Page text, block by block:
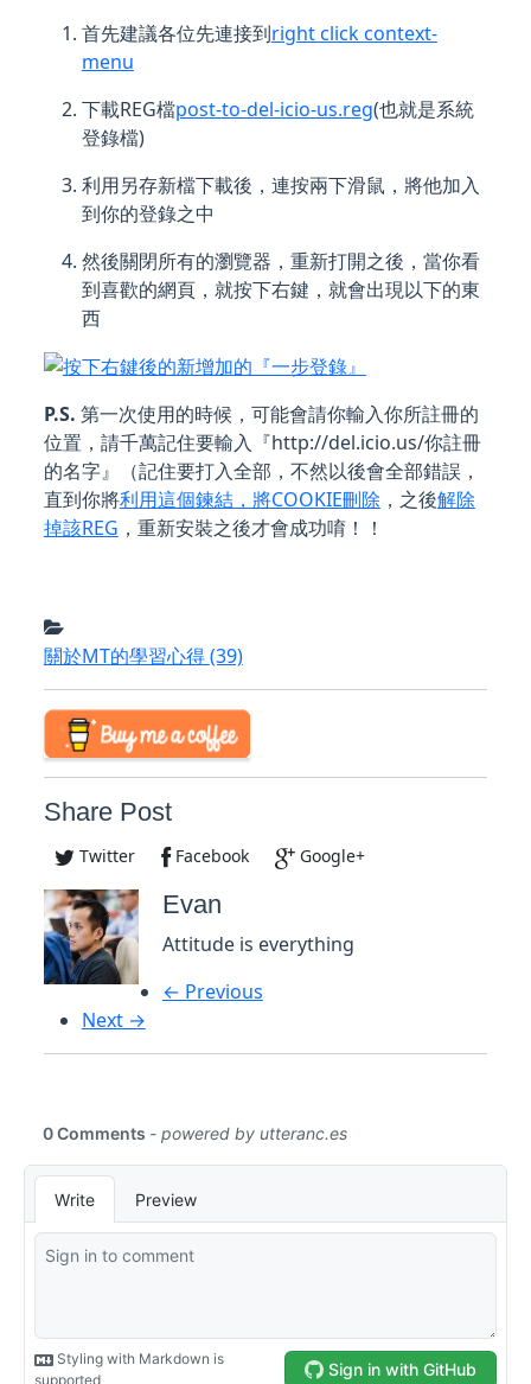
首先建議各位先連接到right click context-
menu
下載REG檔post-to-del-icio-us.reg(也就是系統
登錄檔)
利用另存新檔下載後，連按兩下滑鼠，將他加入
到你的登錄之中
然後關閉所有的瀏覽器，重新打開之後，當你看
到喜歡的網頁，就按下右鍵，就會出現以下的東
西
P.S. 第一次使用的時候，可能會請你輸入你所註冊的
位置，請千萬記住要輸入『http://del.icio.us/你註冊
的名字』（記住要打入全部，不然以後會全部錯誤，
直到你將利用這個鍊結，將COOKIE刪除 ，之後解除
掉該REG ，重新安裝之後才會成功唷！！
關於MT的學習心得(39)
Share Post
Twitter Facebook Google+
Evan
Attitude is everything
← Previous
Next →